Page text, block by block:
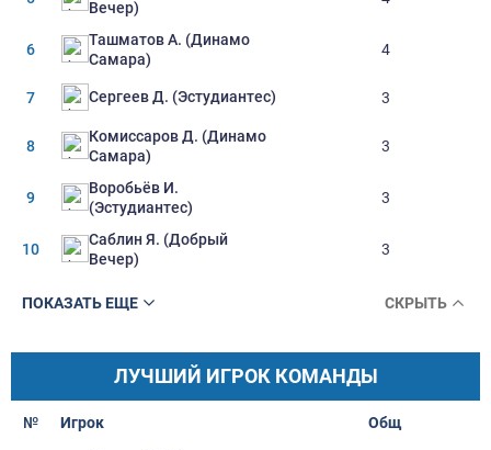
Вечер)
6
Ташматов А. (Динамо
Самара)
4
7 Сергеев Д. (Эстудиантес) 3
8
Комиссаров Д. (Динамо
Самара)
3
9
Воробьёв И.
(Эстудиантес)
3
10
Саблин Я. (Добрый
Вечер)
3
ПОКАЗАТЬ ЕЩЕ СКРЫТЬ
ЛУЧШИЙ ИГРОК КОМАНДЫ
№ Игрок Oбщ